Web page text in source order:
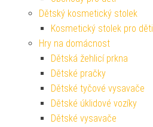
Dětský kosmetický stolek
Kosmetický stolek pro děti
Hry na domácnost
Dětská žehlicí prkna
Dětské pračky
Dětské tyčové vysavače
Dětské úklidové vozíky
Dětské vysavače